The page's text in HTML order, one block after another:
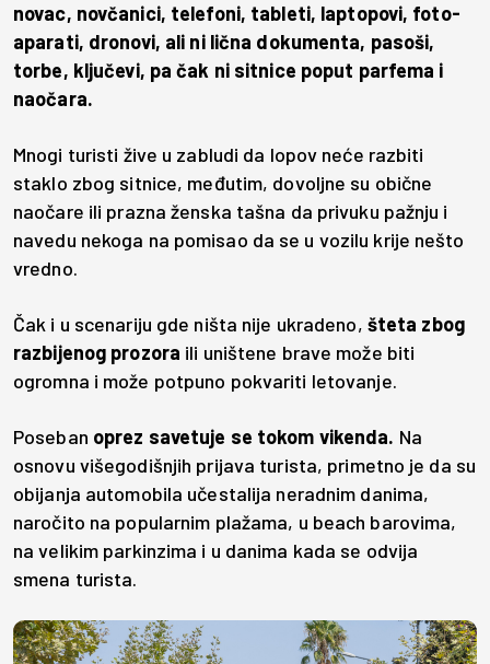
novac, novčanici, telefoni, tableti, laptopovi, foto-
aparati, dronovi, ali ni lična dokumenta, pasoši,
torbe, ključevi, pa čak ni sitnice poput parfema i
naočara.
Mnogi turisti žive u zabludi da lopov neće razbiti
staklo zbog sitnice, međutim, dovoljne su obične
naočare ili prazna ženska tašna da privuku pažnju i
navedu nekoga na pomisao da se u vozilu krije nešto
vredno.
Čak i u scenariju gde ništa nije ukradeno, šteta zbog
razbijenog prozora ili uništene brave može biti
ogromna i može potpuno pokvariti letovanje.
Poseban oprez savetuje se tokom vikenda. Na
osnovu višegodišnjih prijava turista, primetno je da su
obijanja automobila učestalija neradnim danima,
naročito na popularnim plažama, u beach barovima,
na velikim parkinzima i u danima kada se odvija
smena turista.